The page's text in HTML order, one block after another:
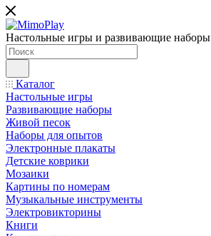
Настольные игры и развивающие наборы
Каталог
Настольные игры
Развивающие наборы
Живой песок
Наборы для опытов
Электронные плакаты
Детские коврики
Мозаики
Картины по номерам
Музыкальные инструменты
Электровикторины
Книги